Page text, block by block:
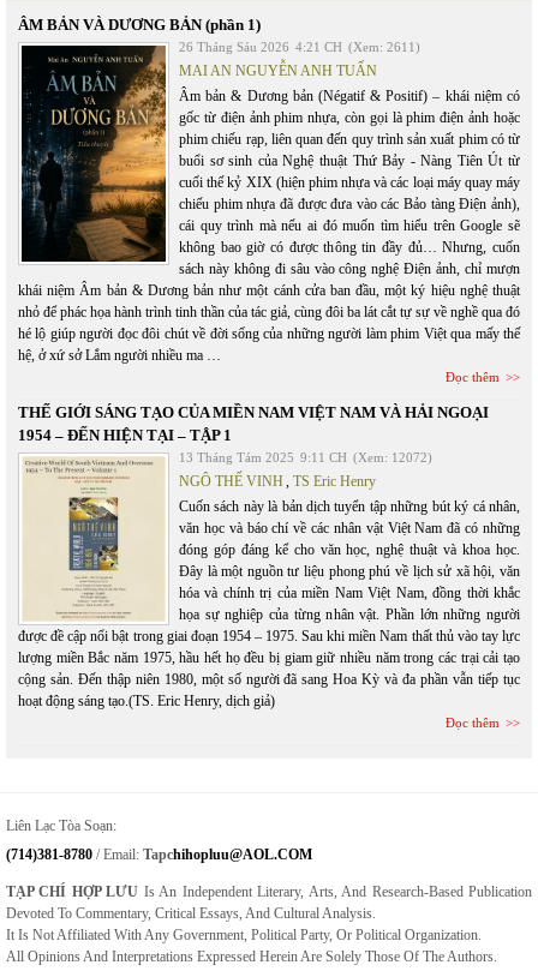
ÂM BẢN VÀ DƯƠNG BẢN (phần 1)
26 Tháng Sáu 2026 4:21 CH (Xem: 2611)
MAI AN NGUYỄN ANH TUẤN
Âm bản & Dương bản (Négatif & Positif) – khái niệm có
gốc từ điện ảnh phim nhựa, còn gọi là phim điện ảnh hoặc
phim chiếu rạp, liên quan đến quy trình sản xuất phim có từ
buổi sơ sinh của Nghệ thuật Thứ Bảy - Nàng Tiên Út từ
cuối thế kỷ XIX (hiện phim nhựa và các loại máy quay máy
chiếu phim nhựa đã được đưa vào các Bảo tàng Điện ảnh),
cái quy trình mà nếu ai đó muốn tìm hiểu trên Google sẽ
không bao giờ có được thông tin đầy đủ… Nhưng, cuốn
sách này không đi sâu vào công nghệ Điện ảnh, chỉ mượn
khái niệm Âm bản & Dương bản như một cánh cửa ban đầu, một ký hiệu nghệ thuật
nhỏ để phác họa hành trình tinh thần của tác giả, cùng đôi ba lát cắt tự sự về nghề qua đó
hé lộ giúp người đọc đôi chút về đời sống của những người làm phim Việt qua mấy thế
hệ, ở xứ sở Lắm người nhiều ma …
Đọc thêm
THẾ GIỚI SÁNG TẠO CỦA MIỀN NAM VIỆT NAM VÀ HẢI NGOẠI
1954 – ĐẾN HIỆN TẠI – TẬP 1
13 Tháng Tám 2025 9:11 CH (Xem: 12072)
NGÔ THẾ VINH, TS Eric Henry
Cuốn sách này là bản dịch tuyển tập những bút ký cá nhân,
văn học và báo chí về các nhân vật Việt Nam đã có những
đóng góp đáng kể cho văn học, nghệ thuật và khoa học.
Đây là một nguồn tư liệu phong phú về lịch sử xã hội, văn
hóa và chính trị của miền Nam Việt Nam, đồng thời khắc
họa sự nghiệp của từng nhân vật. Phần lớn những người
được đề cập nổi bật trong giai đoạn 1954 – 1975. Sau khi miền Nam thất thủ vào tay lực
lượng miền Bắc năm 1975, hầu hết họ đều bị giam giữ nhiều năm trong các trại cải tạo
cộng sản. Đến thập niên 1980, một số người đã sang Hoa Kỳ và đa phần vẫn tiếp tục
hoạt động sáng tạo.(TS. Eric Henry, dịch giả)
Đọc thêm
Liên Lạc Tòa Soạn:
(714)381-8780 / Email: TapcHihopluu@AOL.COM
TẠP CHÍ HỢP LƯU Is An Independent Literary, Arts, And Research-Based Publication
Devoted To Commentary, Critical Essays, And Cultural Analysis.
It Is Not Affiliated With Any Government, Political Party, Or Political Organization.
All Opinions And Interpretations Expressed Herein Are Solely Those Of The Authors.